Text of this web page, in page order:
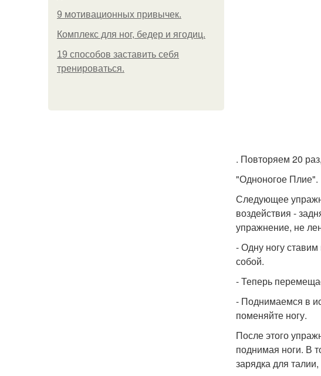
9 мотивационных привычек.
Комплекс для ног, бедер и ягодиц.
19 способов заставить себя
тренироваться.
. Повторяем 20
"Одноногое Плие".
Следующее
воздействия -
упражнение, не
- Одну ногу
собой.
- Теперь
- Поднимаемся в
поменяйте ногу.
После этого
поднимая ноги. В
зарядка для